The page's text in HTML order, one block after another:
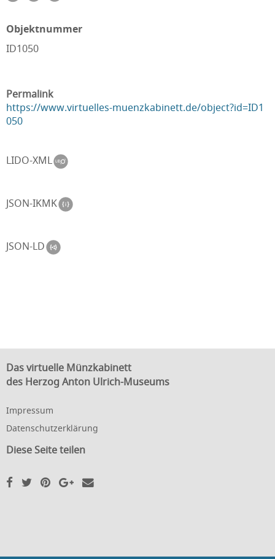
Objektnummer
ID1050
Permalink
https://www.virtuelles-muenzkabinett.de/object?id=ID1
050
LIDO-XML
JSON-IKMK
JSON-LD
Das virtuelle Münzkabinett
des Herzog Anton Ulrich-Museums
Impressum
Datenschutzerklärung
Diese Seite teilen